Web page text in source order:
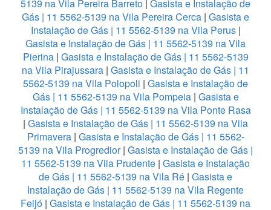
5139 na Vila Pereira Barreto | Gasista e Instalação de
Gás | 11 5562-5139 na Vila Pereira Cerca | Gasista e
Instalação de Gás | 11 5562-5139 na Vila Perus|
Gasista e Instalação de Gás | 11 5562-5139 na Vila
Pierina| Gasista e Instalação de Gás | 11 5562-5139
na Vila Pirajussara | Gasista e Instalação de Gás | 11
5562-5139 na Vila Polopoli | Gasista e Instalação de
Gás | 11 5562-5139 na Vila Pompeia| Gasista e
Instalação de Gás | 11 5562-5139 na Vila Ponte Rasa
| Gasista e Instalação de Gás | 11 5562-5139 na Vila
Primavera| Gasista e Instalação de Gás | 11 5562-
5139 na Vila Progredior| Gasista e Instalação de Gás |
11 5562-5139 na Vila Prudente | Gasista e Instalação
de Gás | 11 5562-5139 na Vila Ré | Gasista e
Instalação de Gás | 11 5562-5139 na Vila Regente
Feijó | Gasista e Instalação de Gás | 11 5562-5139 na